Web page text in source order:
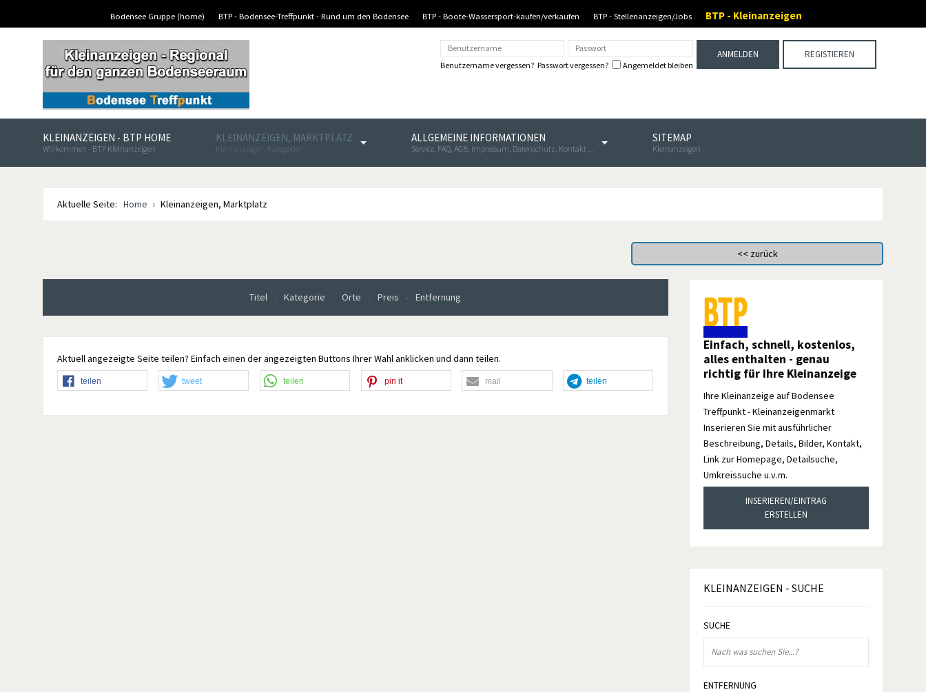
Bodensee Gruppe (home) BTP - Bodensee-Treffpunkt - Rund um den Bodensee BTP - Boote-Wassersport-kaufen/verkaufen BTP - Stellenanzeigen/Jobs BTP - Kleinanzeigen
REGISTIEREN
Benutzername vergessen? Passwort vergessen? Angemeldet bleiben
ANMELDEN
KLEINANZEIGEN - BTP HOME
Willkommen - BTP Kleinanzeigen
KLEINANZEIGEN, MARKTPLATZ
Kleinanzeigen, Kategorien
ALLGEMEINE INFORMATIONEN
Service, FAQ, AGB, Impressum, Datenschutz, Kontakt ...
SITEMAP
Kleinanzeigen
Aktuelle Seite: Home Kleinanzeigen, Marktplatz
Titel Kategorie Orte Preis Entfernung
Aktuell angezeigte Seite teilen? Einfach einen der angezeigten Buttons Ihrer Wahl anklicken und dann teilen.
teilen tweet teilen pin it mail teilen
Einfach, schnell, kostenlos,
alles enthalten - genau
richtig für Ihre Kleinanzeige
Ihre Kleinanzeige auf Bodensee
Treffpunkt - Kleinanzeigenmarkt
Inserieren Sie mit ausführlicher
Beschreibung, Details, Bilder, Kontakt,
Link zur Homepage, Detailsuche,
Umkreissuche u.v.m.
INSERIEREN/EINTRAG
ERSTELLEN
KLEINANZEIGEN - SUCHE
SUCHE
ENTFERNUNG